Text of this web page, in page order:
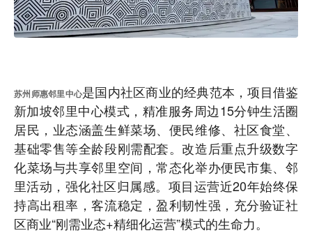
苏州师惠邻里中心是国内社区商业的经典范本，项目借鉴
新加坡邻里中心模式，精准服务周边15分钟生活圈
居民，业态涵盖生鲜菜场、便民维修、社区食堂、
基础零售等全龄段刚需配套。改造后重点升级数字
化菜场与共享邻里空间，常态化举办便民市集、邻
里活动，强化社区归属感。项目运营近20年始终保
持高出租率，客流稳定，盈利韧性强，充分验证社
区商业“刚需业态+精细化运营”模式的生命力。